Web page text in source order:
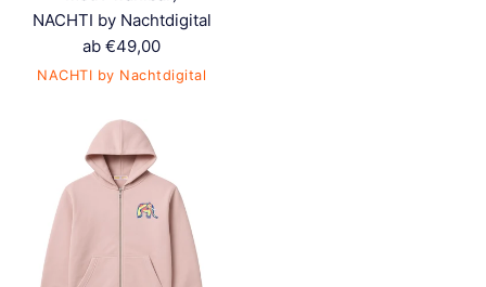
NACHTI by Nachtdigital
ab €49,00
NACHTI by Nachtdigital